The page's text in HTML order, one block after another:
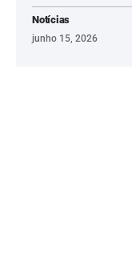
Notícias
junho 15, 2026